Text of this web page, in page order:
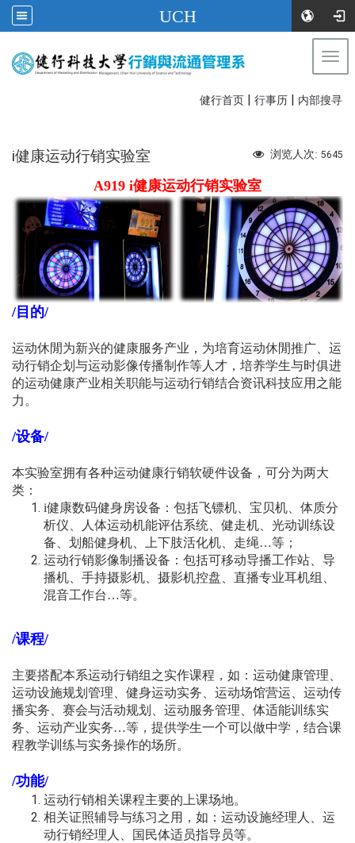
UCH
健行首页 | 行事历 | 内部搜寻
浏览人次: 5645
i健康运动行销实验室
A919 i健康运动行销实验室
/目的/
运动休閒为新兴的健康服务产业，为培育运动休閒推广、运
动行销企划与运动影像传播制作等人才，培养学生与时俱进
的运动健康产业相关职能与运动行销结合资讯科技应用之能
力。
/设备/
本实验室拥有各种运动健康行销软硬件设备，可分为两大
类：
i健康数码健身房设备：包括飞镖机、宝贝机、体质分
析仪、人体运动机能评估系统、健走机、光动训练设
备、划船健身机、上下肢活化机、走绳…等；
运动行销影像制播设备：包括可移动导播工作站、导
播机、手持摄影机、摄影机控盘、直播专业耳机组、
混音工作台…等。
/课程/
主要搭配本系运动行销组之实作课程，如：运动健康管理、
运动设施规划管理、健身运动实务、运动场馆营运、运动传
播实务、赛会与活动规划、运动服务管理、体适能训练实
务、运动产业实务…等，提供学生一个可以做中学，结合课
程教学训练与实务操作的场所。
/功能/
运动行销相关课程主要的上课场地。
相关证照辅导与练习之用，如：运动设施经理人、运
动行销经理人、国民体适员指导员等。